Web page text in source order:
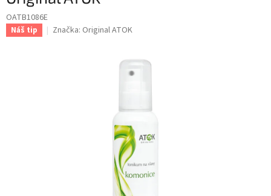
OATB1086E
Náš tip Značka: Original ATOK